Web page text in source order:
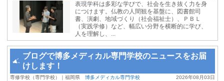
表現学科は多彩な学びで、社会を生き抜く力を身
につけます。仏教の人間観を基盤に、図書館司
書、演劇、地域づくり（社会福祉士）、ＰＢＬ
（実践学修）など、幅広い分野を横断的に学び、
人を理解し、...
ブログで博多メディカル専門学校のニュースをお届
けします！
2026年08月03日
専修学校（専門学校）｜福岡県 博多メディカル専門学校